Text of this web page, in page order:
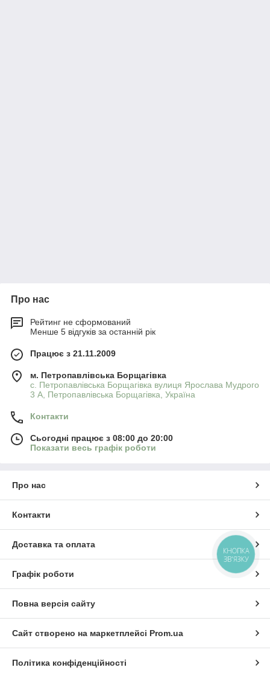
Про нас
Рейтинг не сформований
Менше 5 відгуків за останній рік
Працює з 21.11.2009
м. Петропавлівська Борщагівка
с. Петропавлівська Борщагівка вулиця Ярослава Мудрого
3 А, Петропавлівська Борщагівка, Україна
Контакти
Сьогодні працює з 08:00 до 20:00
Показати весь графік роботи
Про нас
Контакти
Доставка та оплата
Графік роботи
Повна версія сайту
Сайт створено на маркетплейсі Prom.ua
Політика конфіденційності
КНОПКА
ЗВ'ЯЗКУ